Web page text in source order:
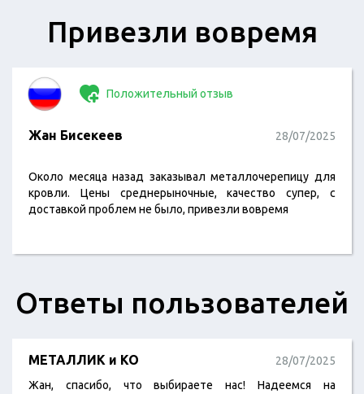
Привезли вовремя
Положительный отзыв
Жан Бисекеев 28/07/2025
Около месяца назад заказывал металлочерепицу для
кровли. Цены среднерыночные, качество супер, с
доставкой проблем не было, привезли вовремя
Ответы пользователей
МЕТАЛЛИК и КО
28/07/2025
Жан, спасибо, что выбираете нас! Надеемся на